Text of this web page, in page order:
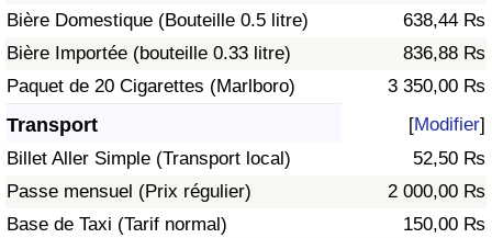
Bière Domestique (Bouteille 0.5 litre)
638,44 ₨
Bière Importée (bouteille 0.33 litre)
836,88 ₨
Paquet de 20 Cigarettes (Marlboro)
3 350,00 ₨
Transport [Modifier]
Billet Aller Simple (Transport local)
52,50 ₨
Passe mensuel (Prix régulier)
2 000,00 ₨
Base de Taxi (Tarif normal)
150,00 ₨
Indice de Trafic par Pays